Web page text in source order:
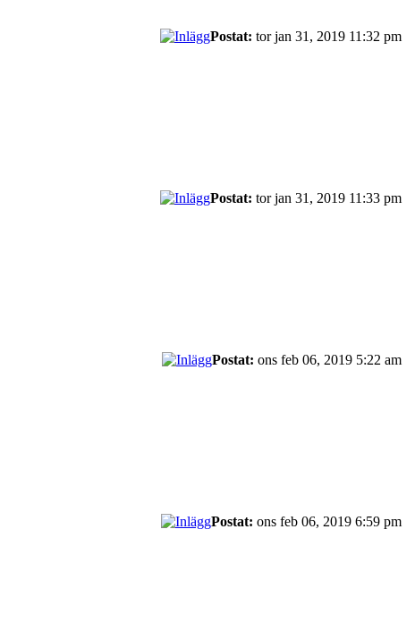
Postat: tor jan 31, 2019 11:32 pm
Postat: tor jan 31, 2019 11:33 pm
Postat: ons feb 06, 2019 5:22 am
Postat: ons feb 06, 2019 6:59 pm